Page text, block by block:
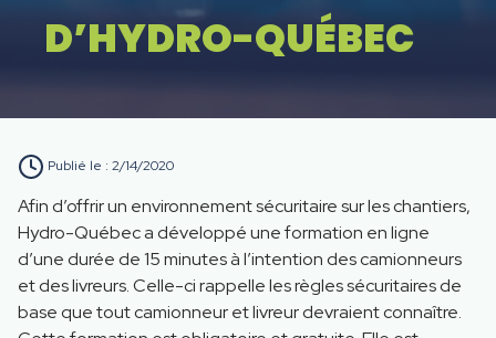
D’HYDRO-QUÉBEC
Publié le : 2/14/2020
Afin d’offrir un environnement sécuritaire sur les chantiers,
Hydro-Québec a développé une formation en ligne
d’une durée de 15 minutes à l’intention des camionneurs
et des livreurs. Celle-ci rappelle les règles sécuritaires de
base que tout camionneur et livreur devraient connaître.